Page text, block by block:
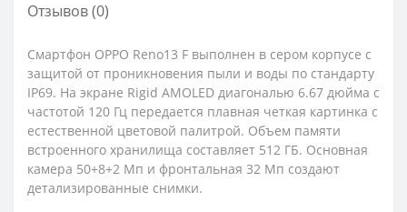
Отзывов (0)
Смартфон OPPO Reno13 F выполнен в сером корпусе с
защитой от проникновения пыли и воды по стандарту
IP69. На экране Rigid AMOLED диагональю 6.67 дюйма с
частотой 120 Гц передается плавная четкая картинка с
естественной цветовой палитрой. Объем памяти
встроенного хранилища составляет 512 ГБ. Основная
камера 50+8+2 Мп и фронтальная 32 Мп создают
детализированные снимки.